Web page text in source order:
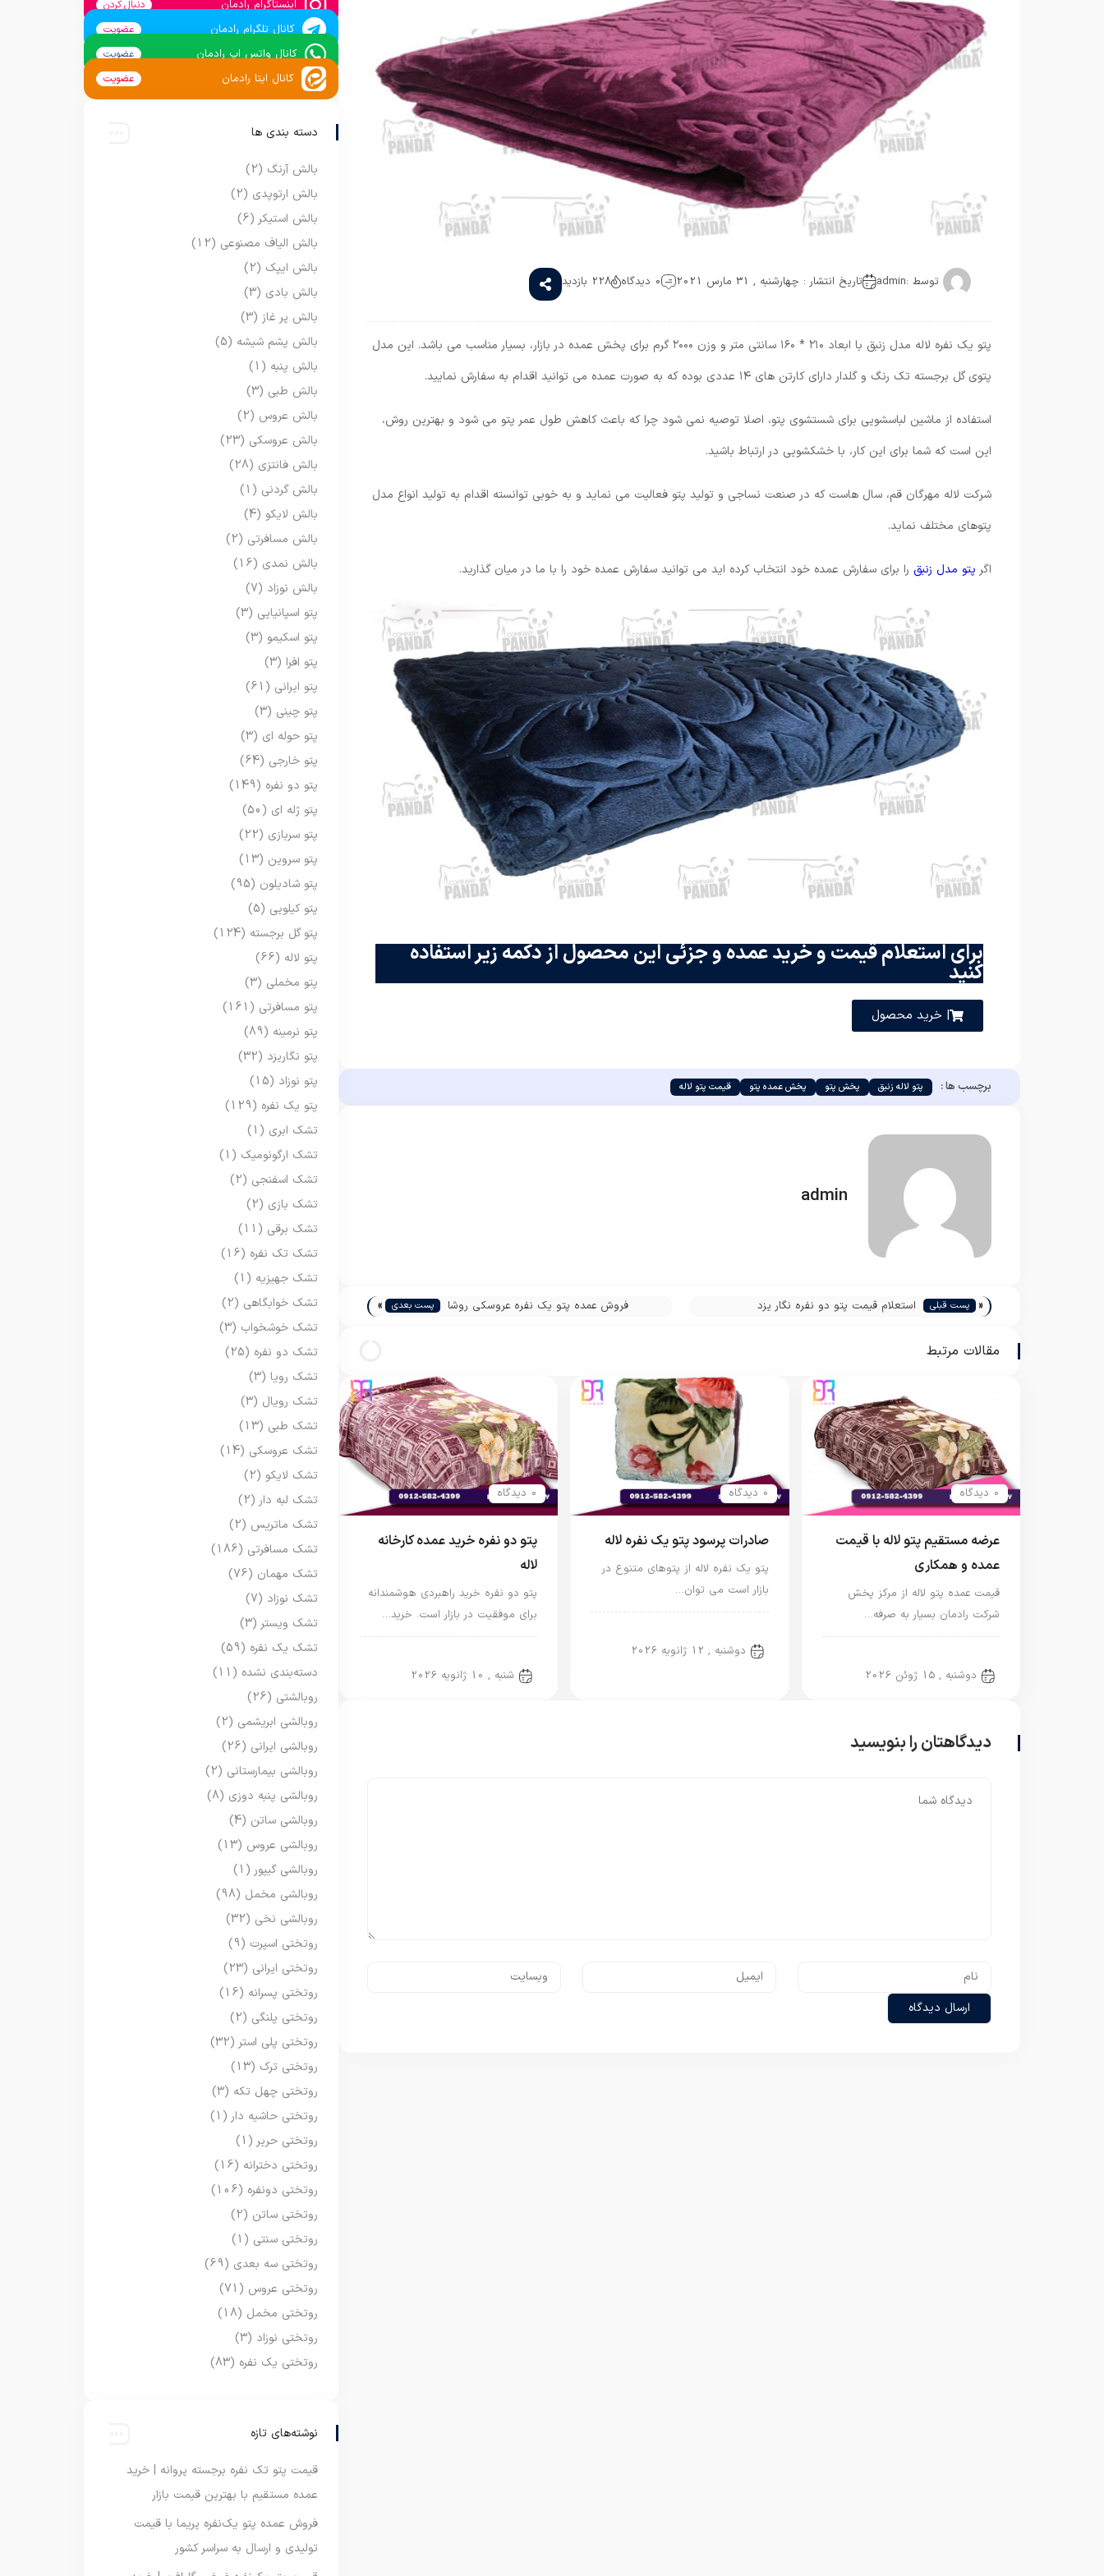
توسط :admin تاریخ انتشار : چهارشنبه , 31 مارس 2021 0 دیدگاه 228 بازدید
پتو یک نفره لاله مدل زنبق با ابعاد ۲۱۰ * ۱۶۰ سانتی متر و وزن ۲۰۰۰ گرم برای پخش عمده در بازار، بسیار مناسب می باشد. این مدل
پتوی گل برجسته تک رنگ و گلدار دارای کارتن های ۱۴ عددی بوده که به صورت عمده می توانید اقدام به سفارش نمایید.
استفاده از ماشین لباسشویی برای شستشوی پتو، اصلا توصیه نمی شود چرا که باعث کاهش طول عمر پتو می شود و بهترین روش،
این است که شما برای این کار، با خشکشویی در ارتباط باشید.
شرکت لاله مهرگان قم، سال هاست که در صنعت نساجی و تولید پتو فعالیت می نماید و به خوبی توانسته اقدام به تولید انواع مدل
پتوهای مختلف نماید.
اگر پتو مدل زنبق را برای سفارش عمده خود انتخاب کرده اید می توانید سفارش عمده خود را با ما در میان گذارید.
برای استعلام قیمت و خرید عمده و جزئی این محصول از دکمه زیر استفاده
کنید
| خرید محصول
برچسب ها : پتو لاله زنبق پخش پتو پخش عمده پتو قیمت پتو لاله
admin
« پست قبلی استعلام قیمت پتو دو نفره نگار یزد فروش عمده پتو یک نفره عروسکی روشا پست بعدی »
مقالات مرتبط
0 دیدگاه
عرضه مستقیم پتو لاله با قیمت
عمده و همکاری
قیمت عمده پتو لاله از مرکز پخش
شرکت رادمان بسیار به صرفه…
دوشنبه , 15 ژوئن 2026
0 دیدگاه
صادرات پرسود پتو یک نفره لاله
پتو یک نفره لاله از پتوهای متنوع در
بازار است می توان…
دوشنبه , 12 ژانویه 2026
0 دیدگاه
پتو دو نفره خرید عمده کارخانه
لاله
پتو دو نفره خرید راهبردی هوشمندانه
برای موفقیت در بازار است. خرید…
شنبه , 10 ژانویه 2026
دیدگاهتان را بنویسید
اینستاگرام رادمان دنبال کردن
کانال تلگرام رادمان عضویت
کانال واتس اپ رادمان عضویت
کانال ایتا رادمان عضویت
دسته بندی ها
بالش آرنگ (2)
بالش ارتوپدی (2)
بالش استیکر (6)
بالش الیاف مصنوعی (12)
بالش ایپک (2)
بالش بادی (3)
بالش پر غاز (3)
بالش پشم شیشه (5)
بالش پنبه (1)
بالش طبی (3)
بالش عروس (2)
بالش عروسکی (23)
بالش فانتزی (28)
بالش گردنی (1)
بالش لایکو (4)
بالش مسافرتی (2)
بالش نمدی (16)
بالش نوزاد (7)
پتو اسپانیایی (3)
پتو اسکیمو (3)
پتو افرا (3)
پتو ایرانی (61)
پتو چینی (3)
پتو حوله ای (3)
پتو خارجی (64)
پتو دو نفره (149)
پتو ژله ای (50)
پتو سربازی (22)
پتو سروین (13)
پتو شادیلون (95)
پتو کیلویی (5)
پتو گل برجسته (124)
پتو لاله (66)
پتو مخملی (3)
پتو مسافرتی (161)
پتو نرمینه (89)
پتو نگاریزد (32)
پتو نوزاد (15)
پتو یک نفره (129)
تشک ابری (1)
تشک ارگونومیک (1)
تشک اسفنجی (2)
تشک بازی (2)
تشک برقی (11)
تشک تک نفره (16)
تشک جهیزیه (1)
تشک خوابگاهی (2)
تشک خوشخواب (3)
تشک دو نفره (25)
تشک رویا (3)
تشک رویال (3)
تشک طبی (13)
تشک عروسکی (14)
تشک لایکو (2)
تشک لبه دار (2)
تشک ماتریس (2)
تشک مسافرتی (186)
تشک مهمان (76)
تشک نوزاد (7)
تشک ویستر (3)
تشک یک نفره (59)
دسته‌بندی نشده (11)
روبالشتی (26)
روبالشی ابریشمی (2)
روبالشی ایرانی (26)
روبالشی بیمارستانی (2)
روبالشی پنبه دوزی (8)
روبالشی ساتن (4)
روبالشی عروس (13)
روبالشی گیپور (1)
روبالشی مخمل (98)
روبالشی نخی (32)
روتختی اسپرت (9)
روتختی ایرانی (23)
روتختی پسرانه (16)
روتختی پلنگی (2)
روتختی پلی استر (32)
روتختی ترک (13)
روتختی چهل تکه (3)
روتختی حاشیه دار (1)
روتختی حریر (1)
روتختی دخترانه (16)
روتختی دونفره (106)
روتختی ساتن (2)
روتختی سنتی (1)
روتختی سه بعدی (69)
روتختی عروس (71)
روتختی مخمل (18)
روتختی نوزاد (3)
روتختی یک نفره (83)
نوشته‌های تازه
قیمت پتو تک نفره برجسته پروانه | خرید
عمده مستقیم با بهترین قیمت بازار
فروش عمده پتو یک‌نفره پریما با قیمت
تولیدی و ارسال به سراسر کشور